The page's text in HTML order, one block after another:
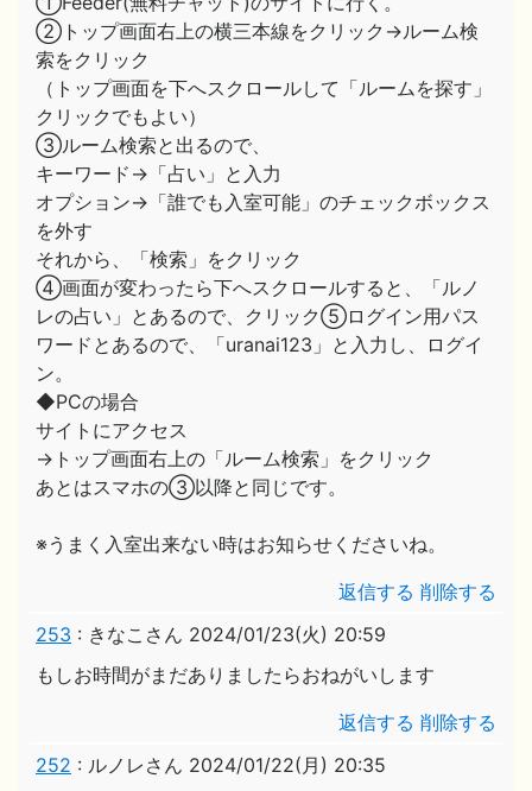
②トップ画面右上の横三本線をクリック→ルーム検
索をクリック
（トップ画面を下へスクロールして「ルームを探す」
クリックでもよい）
③ルーム検索と出るので、
キーワード→「占い」と入力
オプション→「誰でも入室可能」のチェックボックス
を外す
それから、「検索」をクリック
④画面が変わったら下へスクロールすると、「ルノ
レの占い」とあるので、クリック⑤ログイン用パス
ワードとあるので、「uranai123」と入力し、ログイ
ン。
◆PCの場合
サイトにアクセス
→トップ画面右上の「ルーム検索」をクリック
あとはスマホの③以降と同じです。
※うまく入室出来ない時はお知らせくださいね。
返信する 削除する
253 : きなこさん 2024/01/23(火) 20:59
もしお時間がまだありましたらおねがいします
返信する 削除する
252 : ルノレさん 2024/01/22(月) 20:35